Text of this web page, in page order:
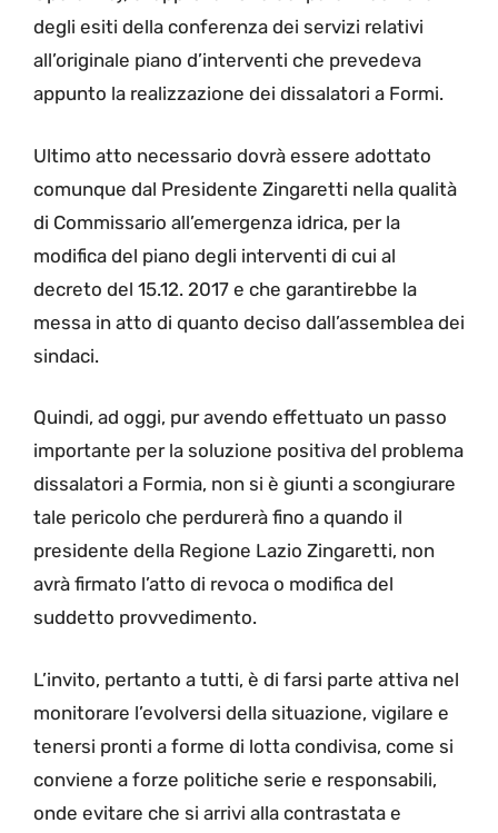
degli esiti della conferenza dei servizi relativi
all’originale piano d’interventi che prevedeva
appunto la realizzazione dei dissalatori a Formi.
Ultimo atto necessario dovrà essere adottato
comunque dal Presidente Zingaretti nella qualità
di Commissario all’emergenza idrica, per la
modifica del piano degli interventi di cui al
decreto del 15.12. 2017 e che garantirebbe la
messa in atto di quanto deciso dall’assemblea dei
sindaci.
Quindi, ad oggi, pur avendo effettuato un passo
importante per la soluzione positiva del problema
dissalatori a Formia, non si è giunti a scongiurare
tale pericolo che perdurerà fino a quando il
presidente della Regione Lazio Zingaretti, non
avrà firmato l’atto di revoca o modifica del
suddetto provvedimento.
L’invito, pertanto a tutti, è di farsi parte attiva nel
monitorare l’evolversi della situazione, vigilare e
tenersi pronti a forme di lotta condivisa, come si
conviene a forze politiche serie e responsabili,
onde evitare che si arrivi alla contrastata e